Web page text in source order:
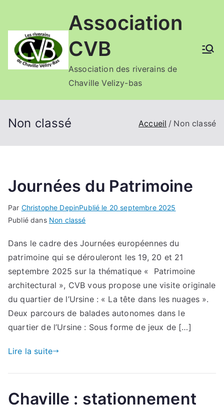
contenu
Association
CVB
Association des riverains de
Chaville Velizy-bas
Non classé Accueil Non classé
Journées du Patrimoine
Par Christophe DepinPublié le 20 septembre 2025
Publié dans Non classé
Dans le cadre des Journées européennes du
patrimoine qui se dérouleront les 19, 20 et 21
septembre 2025 sur la thématique « Patrimoine
architectural », CVB vous propose une visite originale
du quartier de l’Ursine : « La tête dans les nuages ».
Deux parcours de balades autonomes dans le
quartier de l’Ursine : Sous forme de jeux de […]
Lire la suite
Chaville : stationnement